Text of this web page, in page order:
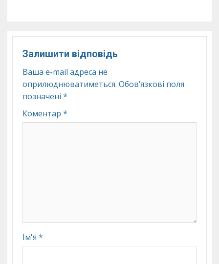
Залишити відповідь
Ваша e-mail адреса не
оприлюднюватиметься. Обов’язкові поля
позначені *
Коментар *
Ім'я *